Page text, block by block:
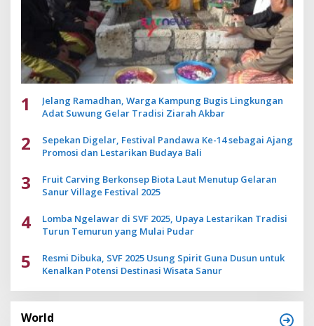
1
Jelang Ramadhan, Warga Kampung Bugis Lingkungan
Adat Suwung Gelar Tradisi Ziarah Akbar
2
Sepekan Digelar, Festival Pandawa Ke-14 sebagai Ajang
Promosi dan Lestarikan Budaya Bali
3
Fruit Carving Berkonsep Biota Laut Menutup Gelaran
Sanur Village Festival 2025
4
Lomba Ngelawar di SVF 2025, Upaya Lestarikan Tradisi
Turun Temurun yang Mulai Pudar
5
Resmi Dibuka, SVF 2025 Usung Spirit Guna Dusun untuk
Kenalkan Potensi Destinasi Wisata Sanur
World